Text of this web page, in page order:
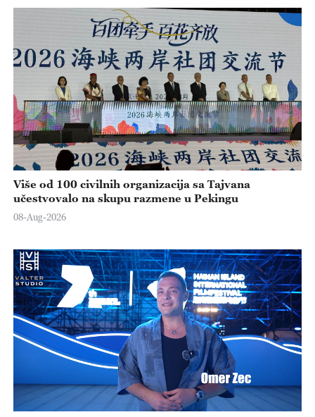
Više od 100 civilnih organizacija sa Tajvana
učestvovalo na skupu razmene u Pekingu
08-Aug-2026